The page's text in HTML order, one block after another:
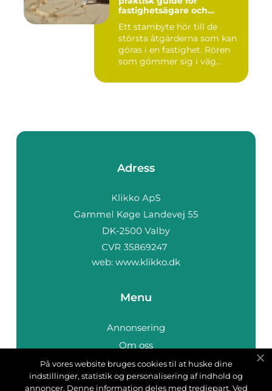
fastighetsägare och
Ett stambyte hör till de
största åtgärderna som kan
göras i en fastighet. Rören
som gömmer sig i väg...
Adress
web: www.klikko.dk
Menu
Annonsering
Om oss
Cookies
Kontakta oss
På vores website bruges cookies til at huske dine
indstillinger, statistik og personalisering af indhold og
annoncer. Denne information deles med tredjepart. Ved